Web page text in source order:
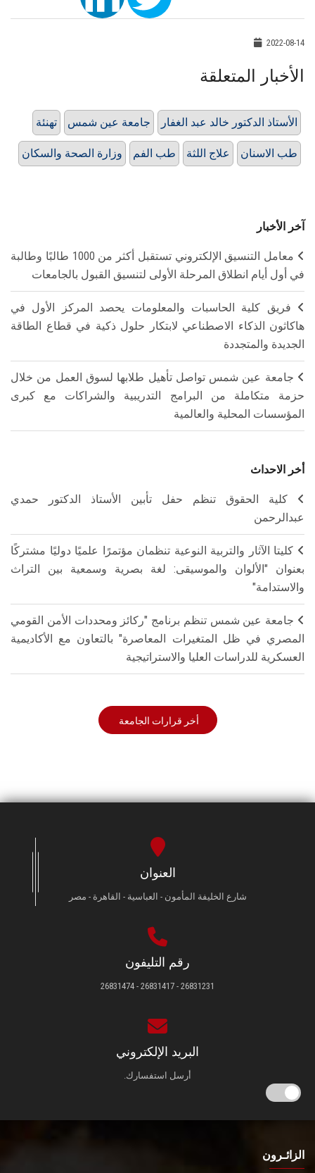
2022-08-14
الأخبار المتعلقة
تهنئة جامعة عين شمس الأستاذ الدكتور خالد عبد الغفار
وزارة الصحة والسكان طب الفم علاج اللثة طب الاسنان
آخر الأخبار
معامل التنسيق الإلكتروني تستقبل أكثر من 1000 طالبًا وطالبة
في أول أيام انطلاق المرحلة الأولى لتنسيق القبول بالجامعات
فريق كلية الحاسبات والمعلومات يحصد المركز الأول في
هاكاثون الذكاء الاصطناعي لابتكار حلول ذكية في قطاع الطاقة
الجديدة والمتجددة
جامعة عين شمس تواصل تأهيل طلابها لسوق العمل من خلال
حزمة متكاملة من البرامج التدريبية والشراكات مع كبرى
المؤسسات المحلية والعالمية
أخر الاحداث
كلية الحقوق تنظم حفل تأبين الأستاذ الدكتور حمدي
عبدالرحمن
كليتا الآثار والتربية النوعية تنظمان مؤتمرًا علميًا دوليًا مشتركًا
بعنوان "الألوان والموسيقى: لغة بصرية وسمعية بين التراث
والاستدامة"
جامعة عين شمس تنظم برنامج "ركائز ومحددات الأمن القومي
المصري في ظل المتغيرات المعاصرة" بالتعاون مع الأكاديمية
العسكرية للدراسات العليا والاستراتيجية
أخر قرارات الجامعة
العنوان
شارع الخليفة المأمون - العباسية - القاهرة - مصر
رقم التليفون
26831231 - 26831417 - 26831474
البريد الإلكتروني
أرسل استفسارك.
الزائـرون